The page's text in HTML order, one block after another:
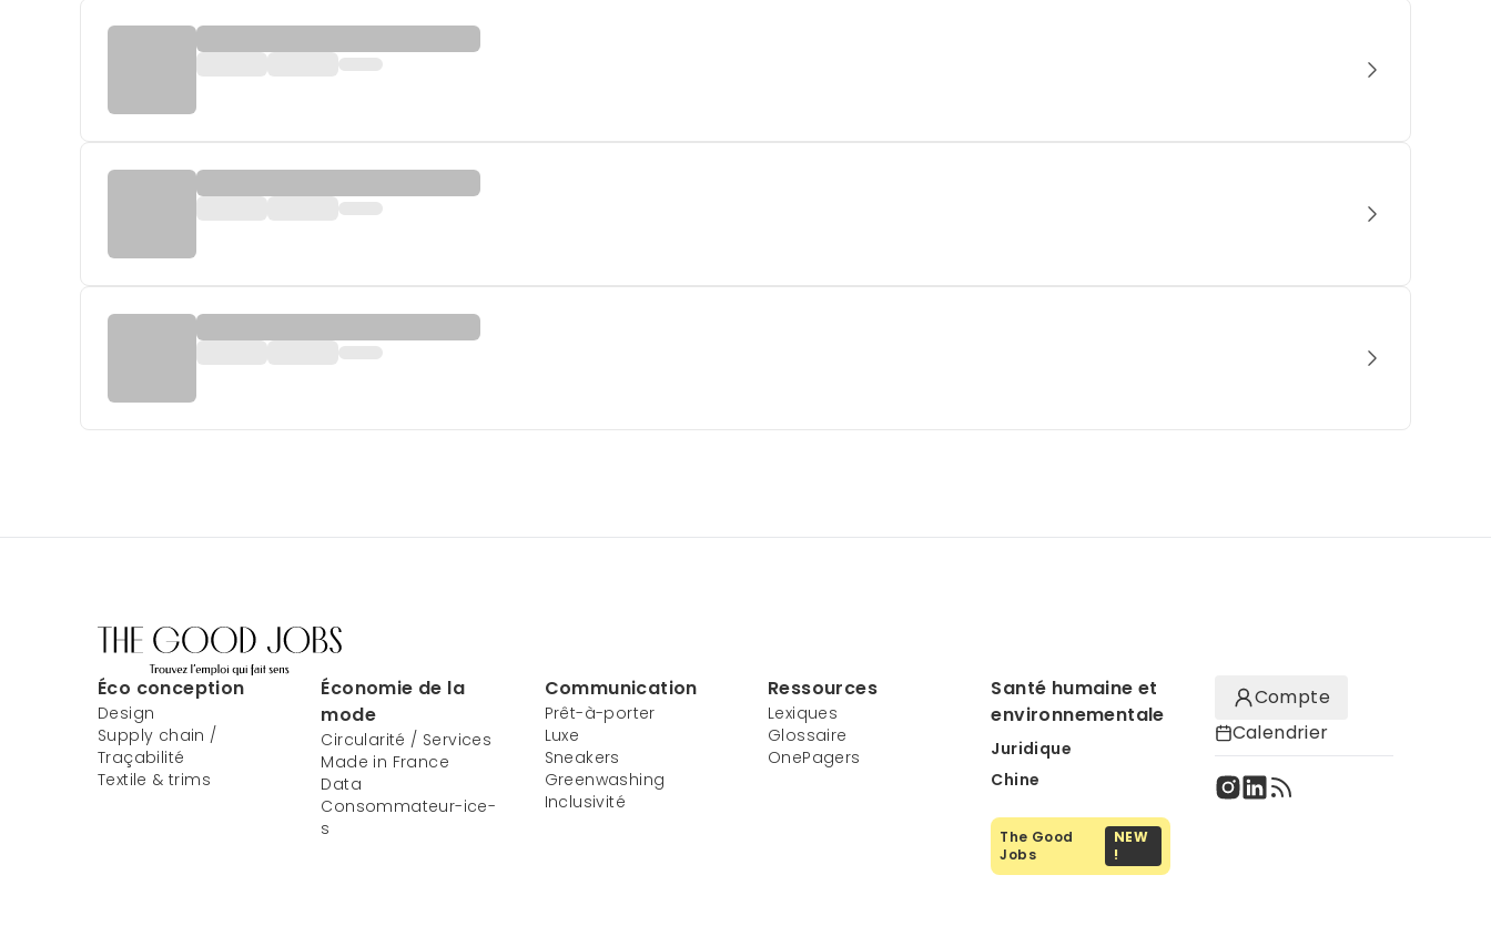
Éco conception
Design
Supply chain /
Traçabilité
Textile & trims
Économie de la
mode
Circularité / Services
Made in France
Data
Consommateur-ice-
s
Communication
Prêt-à-porter
Luxe
Sneakers
Greenwashing
Inclusivité
Ressources
Lexiques
Glossaire
OnePagers
Santé humaine et
environnementale
Juridique
Chine
The Good
Jobs
NEW
!
Compte
Calendrier